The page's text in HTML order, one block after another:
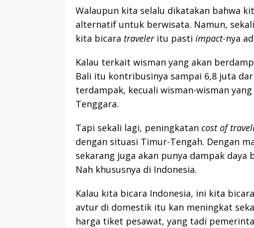
Walaupun kita selalu dikatakan bahwa
alternatif untuk berwisata. Namun,
kita bicara traveleritu pasti impact-nya
Kalau terkait wisman yang akan
Bali itu kontribusinya sampai 6,8 juta
terdampak, kecuali wisman-wisman yang
Tenggara.
Tapi sekali lagi, peningkatan cost of
dengan situasi Timur-Tengah. Dengan
sekarang juga akan punya dampak
Nah khususnya di Indonesia.
Kalau kita bicara Indonesia, ini kita
avtur di domestik itu kan meningkat
harga tiket pesawat, yang tadi